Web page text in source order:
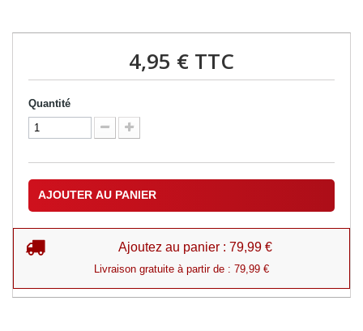
4,95 € TTC
Quantité
AJOUTER AU PANIER
Ajoutez au panier : 79,99 €
Livraison gratuite à partir de : 79,99 €